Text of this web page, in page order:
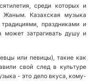
среди которых и
Казахская музыка
праздниками и
может затрагивать душу и
или певицы), такие как
свой след в культуре
- это дело вкуса, кому-